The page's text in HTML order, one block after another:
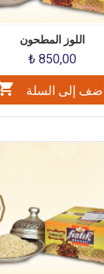
اللوز المطحون
₺ 850,00
إلى السلة